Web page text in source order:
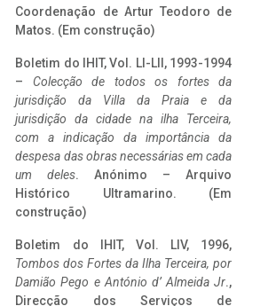
Coordenação de Artur Teodoro de
Matos. (Em construção)
Boletim do IHIT, Vol. LI-LII, 1993-1994
– Colecção de todos os fortes da
jurisdição da Villa da Praia e da
jurisdição da cidade na ilha Terceira,
com a indicação da importância da
despesa das obras necessárias em cada
um deles. Anónimo – Arquivo
Histórico Ultramarino. (Em
construção)
Boletim do IHIT, Vol. LIV, 1996,
Tombos dos Fortes da Ilha Terceira, por
Damião Pego e António d’ Almeida Jr.,
Direcção dos Serviços de